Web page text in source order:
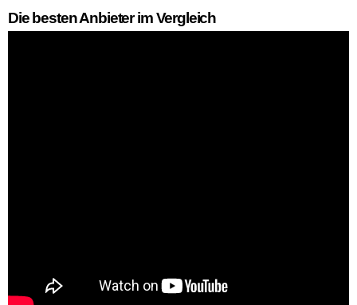
Die besten Anbieter im Vergleich